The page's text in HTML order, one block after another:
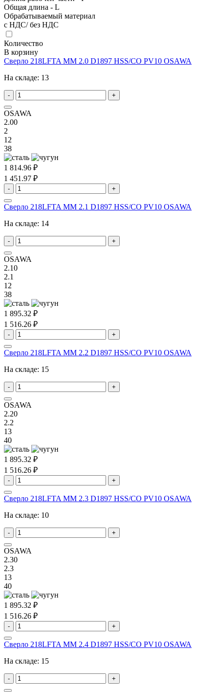
Общая длина - L
Обрабатываемый материал
с НДС/ без НДС
Количество
В корзину
Сверло 218LFTA MM 2.0 D1897 HSS/CO PV10 OSAWA
На складе: 13
- +
OSAWA
2.00
2
12
38
1 814.96 ₽
1 451.97 ₽
- +
Сверло 218LFTA MM 2.1 D1897 HSS/CO PV10 OSAWA
На складе: 14
- +
OSAWA
2.10
2.1
12
38
1 895.32 ₽
1 516.26 ₽
- +
Сверло 218LFTA MM 2.2 D1897 HSS/CO PV10 OSAWA
На складе: 15
- +
OSAWA
2.20
2.2
13
40
1 895.32 ₽
1 516.26 ₽
- +
Сверло 218LFTA MM 2.3 D1897 HSS/CO PV10 OSAWA
На складе: 10
- +
OSAWA
2.30
2.3
13
40
1 895.32 ₽
1 516.26 ₽
- +
Сверло 218LFTA MM 2.4 D1897 HSS/CO PV10 OSAWA
На складе: 15
- +